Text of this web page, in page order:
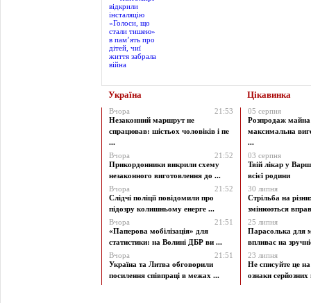
Україна Цікавинка
Вчора
21:53
Незаконний маршрут не
спрацював: шістьох чоловіків і пе
...
Вчора
21:52
Прикордонники викрили схему
незаконного виготовлення до ...
Вчора
21:52
Слідчі поліції повідомили про
підозру колишньому енерге ...
Вчора
21:51
«Паперова мобілізація» для
статистики: на Волині ДБР ви ...
Вчора
21:51
Україна та Литва обговорили
посилення співпраці в межах ...
05 серпня
Розпродаж майна
максимальна
...
03 серпня
Твій лікар у
всієї родини
30 липня
Стрільба на
змінюються
25 липня
Парасолька для
впливає на
23 липня
Не списуйте це
ознаки